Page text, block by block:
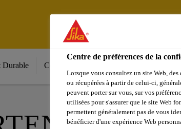
Durable Construction
Centre de préférences de la
Lorsque vous consultez un site Web,
ou récupérées à partir de celui-ci,
peuvent porter sur vous, sur vos
utilisées pour s'assurer que le site Web
permettent généralement pas de vous
bénéficier d'une expérience Web